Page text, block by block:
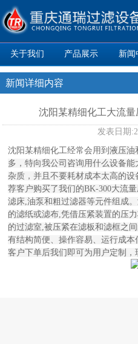
关于我们 产品展示 新闻
新闻详细内容
沈阳某精细化工大流
发表日期:
沈阳某精细化工经常会用到液压油
多，特向我公司咨询用什么设备
杂质，并且不要耗材成本太高的
荐客户购买了我们的BK-300大流
滤床,油泵和粗过滤器等元件组成
的滤纸或滤布,凭借压紧装置的压
的过滤室,被压紧在滤板和滤框之
有结构简便、操作容易、运行成本
客户下单后我们即可为用户定制，